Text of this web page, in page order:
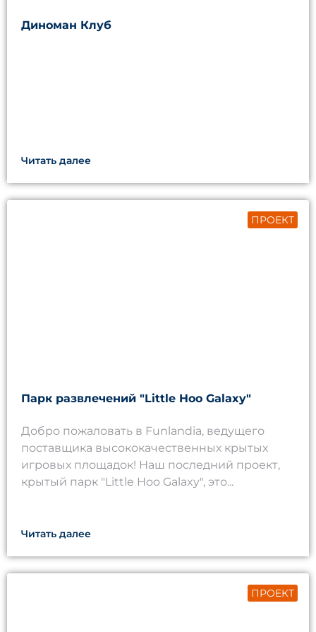
Диноман Клуб
Читать далее
Парк развлечений "Little Hoo Galaxy"
Добро пожаловать в Funlandia, ведущего
поставщика высококачественных крытых
игровых площадок! Наш последний проект,
крытый парк "Little Hoo Galaxy", это...
Читать далее
ПРОЕКТ
ПРОЕКТ